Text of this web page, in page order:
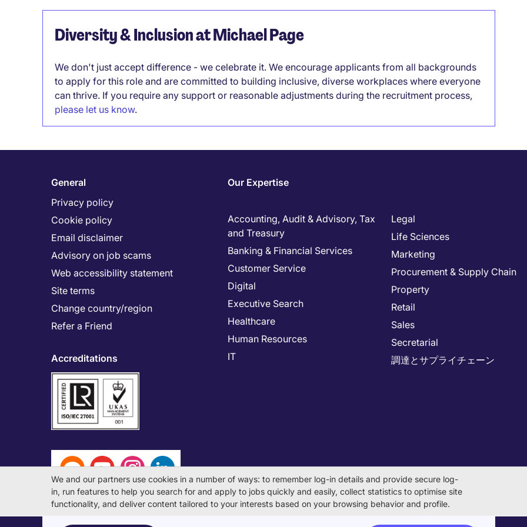
Diversity & Inclusion at Michael Page
We don't just accept difference - we celebrate it. We encourage applicants from all backgrounds
to apply for this role and are committed to building inclusive, diverse workplaces where everyone
can thrive. If you require any support or reasonable adjustments during the recruitment process,
please let us know.
General
Privacy policy
Cookie policy
Email disclaimer
Advisory on job scams
Web accessibility statement
Site terms
Change country/region
Refer a Friend
Accreditations
Our Expertise
Accounting, Audit & Advisory, Tax
and Treasury
Banking & Financial Services
Customer Service
Digital
Executive Search
Healthcare
Human Resources
IT
Legal
Life Sciences
Marketing
Procurement & Supply Chain
Property
Retail
Sales
Secretarial
調達とサプライチェーン
We and our partners use cookies in a number of ways: to remember log-in details and provide secure log-
in, run features to help you search for and apply to jobs quickly and easily, collect statistics to optimise site
functionality, and deliver content tailored to your interests based on your browsing behavior and profile.